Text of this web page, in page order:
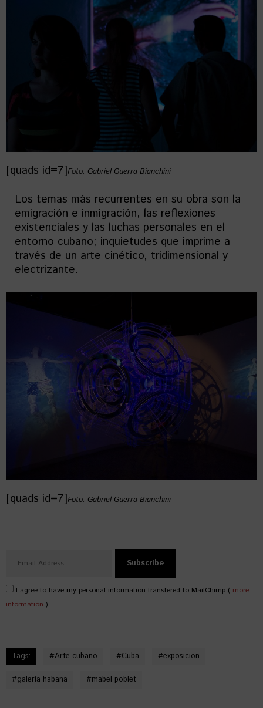
[quads id=7]Foto: Gabriel Guerra Bianchini
Los temas más recurrentes en su obra son la
emigración e inmigración, las reflexiones
existenciales y las luchas personales en el
entorno cubano; inquietudes que imprime a
través de un arte cinético, tridimensional y
electrizante.
[quads id=7]Foto: Gabriel Guerra Bianchini
I agree to have my personal information transfered to MailChimp ( more
information )
Tags: #Arte cubano #Cuba #exposicion
#galeria habana #mabel poblet